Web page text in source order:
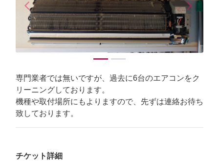
arrow_back_iosPrevious arrow_forward_iosNext
専門業者では無いですが、過去に6台のエアコンをク
リーニングしております。
機種や取付場所にもよりますので、先ずは連絡お待ち
致しております。
チケット詳細